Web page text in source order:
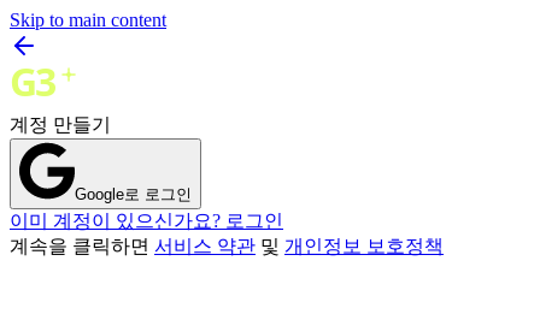
Skip to main content
계정 만들기
Google로 로그인
이미 계정이 있으신가요? 로그인
계속을 클릭하면 서비스 약관 및 개인정보 보호정책